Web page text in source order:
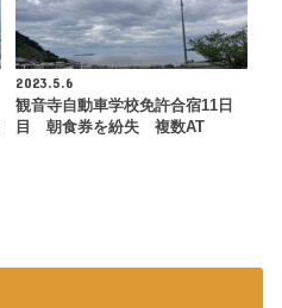
2023.5.6
観音寺自動車学校免許合宿11日
目 朝食券を紛失 複数AT